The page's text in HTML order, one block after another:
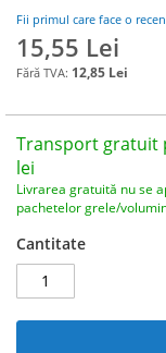
Fii primul care face o
15,55 Lei
12,85 Lei
Transport gratuit
lei
Livrarea gratuită nu se
pachetelor grele/
Cantitate
the
images
gallery